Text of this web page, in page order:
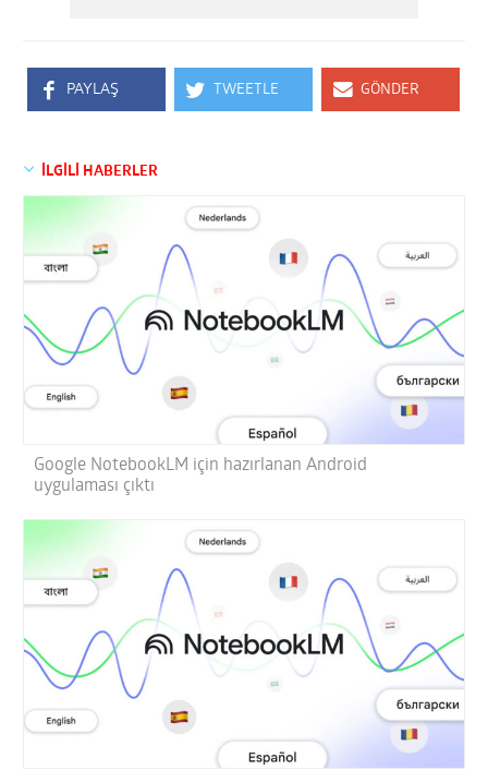
PAYLAŞ TWEETLE GÖNDER
İLGİLİ HABERLER
Google NotebookLM için hazırlanan Android
uygulaması çıktı